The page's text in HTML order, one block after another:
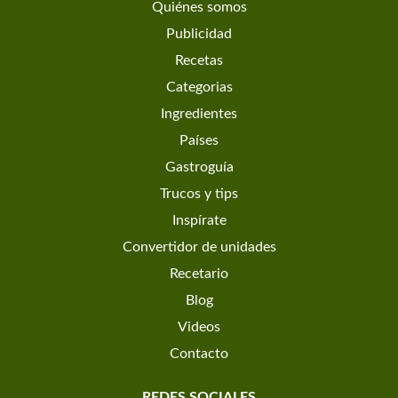
Quiénes somos
Publicidad
Recetas
Categorias
Ingredientes
Países
Gastroguía
Trucos y tips
Inspírate
Convertidor de unidades
Recetario
Blog
Videos
Contacto